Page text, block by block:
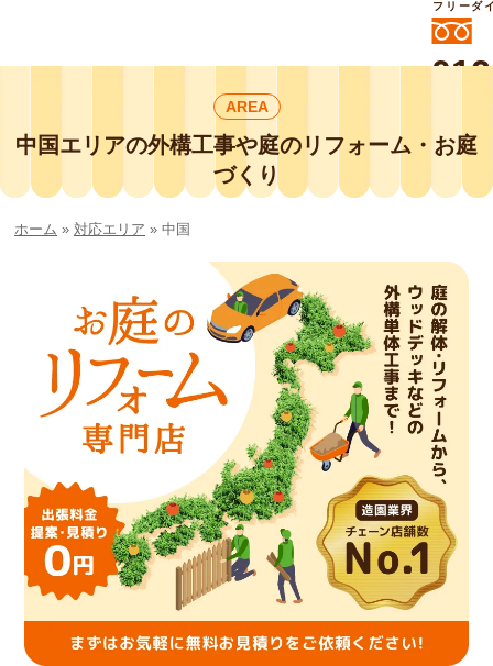
外構工事や庭リフォームは庭づくり業界
No.1チェーン店の
smileガーデンプチ庭づくり事業部にお
任せください！
フリーダ
AREA
中国エリアの外構工事や庭のリフォーム・お庭
づくり
ホーム » 対応エリア » 中国